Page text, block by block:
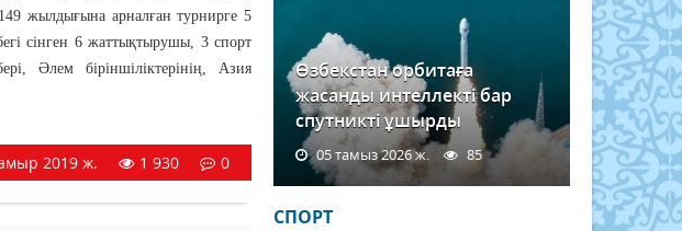
жылдығына арналған турнирге 5
сінген 6 жаттықтырушы, 3 спорт
Әлем біріншіліктерінің, Азия
2019 ж. 1 930 0
Өзбекстан орбитаға
жасанды интеллекті бар
спутникті ұшырды
05 тамыз 2026 ж. 85
СПОРТ